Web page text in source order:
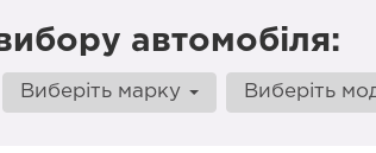
вибору автомобіля:
Виберіть марку Виберіть